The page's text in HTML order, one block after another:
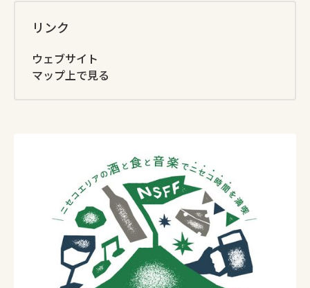
リンク
ウェブサイト
マップ上で見る